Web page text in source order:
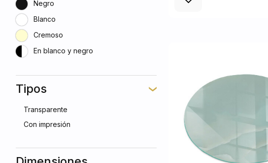
Negro
Blanco
Cremoso
En blanco y negro
Tipos
Transparente
Con impresión